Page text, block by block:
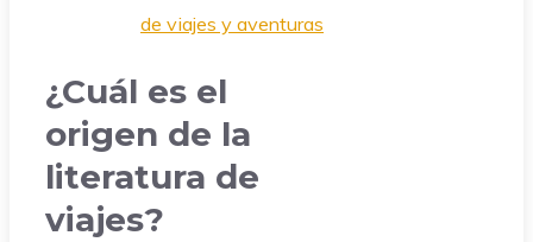
de viajes y aventuras
¿Cuál es el
origen de la
literatura de
viajes?